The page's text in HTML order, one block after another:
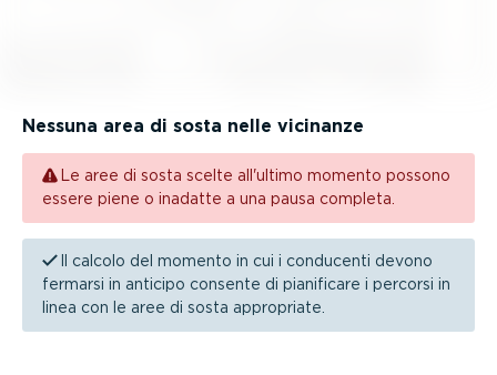
Nessuna area di sosta nelle vicinanze
Le aree di sosta scelte all'ultimo momento possono
essere piene o inadatte a una pausa completa.
Il calcolo del momento in cui i conducenti devono
fermarsi in anticipo consente di pianificare i percorsi in
linea con le aree di sosta appropriate.